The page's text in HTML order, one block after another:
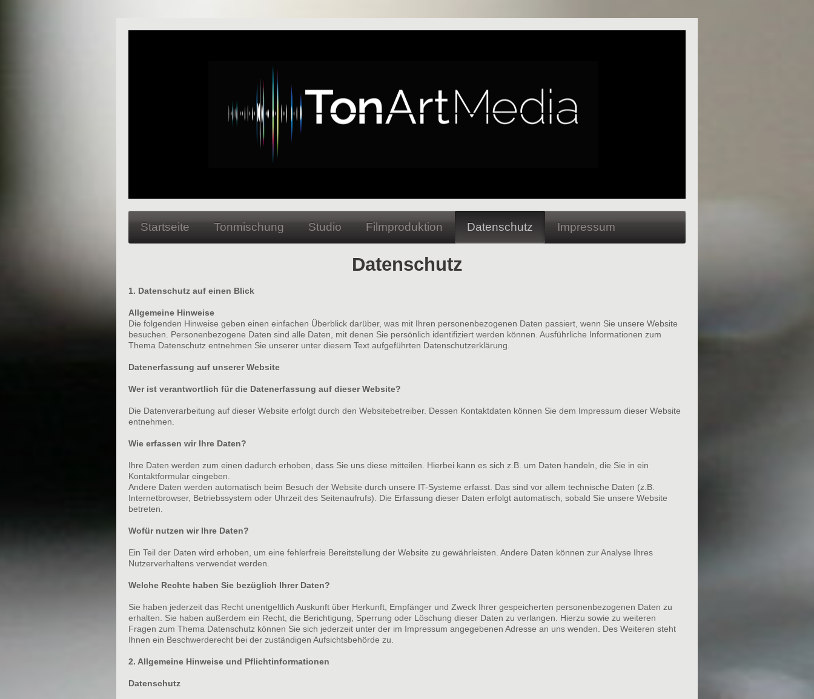
Startseite Tonmischung Studio Filmproduktion Datenschutz Impressum
Datenschutz
1. Datenschutz auf einen Blick
Allgemeine Hinweise
Die folgenden Hinweise geben einen einfachen Überblick darüber, was mit Ihren personenbezogenen Daten passiert, wenn Sie unsere Website
besuchen. Personenbezogene Daten sind alle Daten, mit denen Sie persönlich identifiziert werden können. Ausführliche Informationen zum
Thema Datenschutz entnehmen Sie unserer unter diesem Text aufgeführten Datenschutzerklärung.
Datenerfassung auf unserer Website
Wer ist verantwortlich für die Datenerfassung auf dieser Website?
Die Datenverarbeitung auf dieser Website erfolgt durch den Websitebetreiber. Dessen Kontaktdaten können Sie dem Impressum dieser Website
entnehmen.
Wie erfassen wir Ihre Daten?
Ihre Daten werden zum einen dadurch erhoben, dass Sie uns diese mitteilen. Hierbei kann es sich z.B. um Daten handeln, die Sie in ein
Kontaktformular eingeben.
Andere Daten werden automatisch beim Besuch der Website durch unsere IT-Systeme erfasst. Das sind vor allem technische Daten (z.B.
Internetbrowser, Betriebssystem oder Uhrzeit des Seitenaufrufs). Die Erfassung dieser Daten erfolgt automatisch, sobald Sie unsere Website
betreten.
Wofür nutzen wir Ihre Daten?
Ein Teil der Daten wird erhoben, um eine fehlerfreie Bereitstellung der Website zu gewährleisten. Andere Daten können zur Analyse Ihres
Nutzerverhaltens verwendet werden.
Welche Rechte haben Sie bezüglich Ihrer Daten?
Sie haben jederzeit das Recht unentgeltlich Auskunft über Herkunft, Empfänger und Zweck Ihrer gespeicherten personenbezogenen Daten zu
erhalten. Sie haben außerdem ein Recht, die Berichtigung, Sperrung oder Löschung dieser Daten zu verlangen. Hierzu sowie zu weiteren
Fragen zum Thema Datenschutz können Sie sich jederzeit unter der im Impressum angegebenen Adresse an uns wenden. Des Weiteren steht
Ihnen ein Beschwerderecht bei der zuständigen Aufsichtsbehörde zu.
2. Allgemeine Hinweise und Pflichtinformationen
Datenschutz